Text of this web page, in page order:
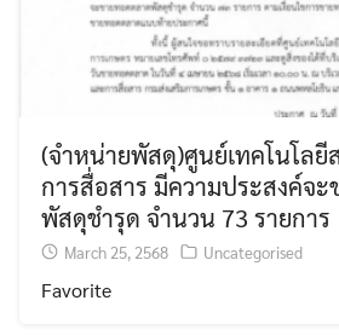
(จำหน่ายพัสดุ)ศูนย์เทคโนโลยี
การสื่อสาร มีความประสงค์จ
พัสดุชำรุด จำนวน 73 รายการ
March 25, 2568 Uncategorised
Favorite